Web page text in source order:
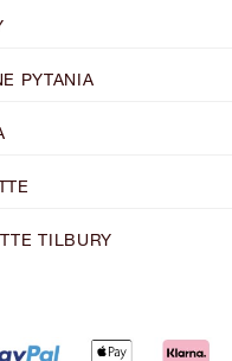
PYTANIA
TILBURY